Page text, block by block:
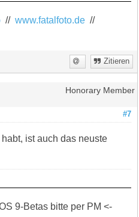
//www.fatalfoto.de //
Zitieren
Honorary Member
#7
ist auch das neuste
9-Betas bitte per PM <-